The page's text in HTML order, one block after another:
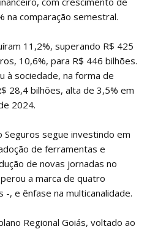
na comparação semestral.
11,2%, superando R$ 425
10,6%, para R$ 446 bilhões.
à sociedade, na forma de
28,4 bilhões, alta de 3,5% em
2024.
Seguros segue investindo em
de ferramentas e
de novas jornadas no
a marca de quatro
, e ênfase na multicanalidade.
Regional Goiás, voltado ao